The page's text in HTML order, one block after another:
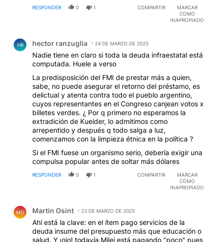
RESPONDER 0 1 COMPARTIR
MARCAR
COMO
INAPROPIADO
HR hector ranzuglia 24 DE MARZO DE 2025
Nadie tiene en claro si toda la deuda infraestatal está
computada. Huele a verso
La predisposición del FMI de prestar más a quien,
sabe, no puede asegurar el retorno del préstamo, es
delictual y atenta contra todo el pueblo argentino,
cuyos representantes en el Congreso canjean votos x
billetes verdes. ¿ Por q primero no esperamos la
extradición de Kueider, lo admitimos como
arrepentido y después q todo salga a luz,
comenzamos con la limpieza étnica en la política ?
Si el FMI fuese un organismo serio, debería exigir una
compulsa popular antes de soltar más dólares
RESPONDER 0 1 COMPARTIR
MARCAR
COMO
INAPROPIADO
MO Martin Osint 23 DE MARZO DE 2025
Ahí está la clave: en el ítem pago servicios de la
deuda insume del presupuesto más que educación o
salud. Y ¡ojo! todavía Milei está pagando "poco" pues